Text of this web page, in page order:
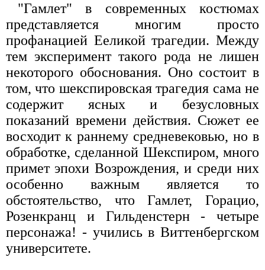
"Гамлет" в современных костюмах
представляется многим просто
профанацией Ееликой трагедии. Между
тем эксперимент такого рода не лишен
некоторого обоснования. Оно состоит в
том, что шекспировская трагедия сама не
содержит ясных и безусловных
показаний времени действия. Сюжет ее
восходит к раннему средневековью, но в
обработке, сделанной Шекспиром, много
примет эпохи Возрождения, и среди них
особенно важным является то
обстоятельство, что Гамлет, Горацио,
Розенкранц и Гильденстерн - четыре
персонажа! - учились в Виттенбергском
университете.